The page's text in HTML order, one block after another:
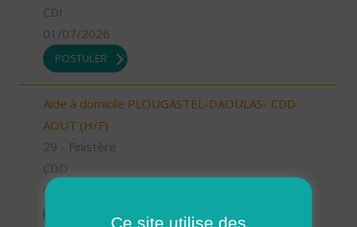
CDI
01/07/2026
POSTULER
Aide à domicile PLOUGASTEL-DAOULAS- CDD
AOUT (H/F)
29 - Finistère
CDD
01/07/2026
Ce site utilise des